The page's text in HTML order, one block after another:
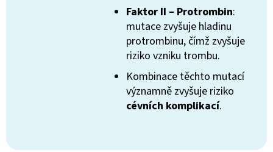
Faktor II – Protrombin:
mutace zvyšuje hladinu
protrombinu, čímž zvyšuje
riziko vzniku trombu.
Kombinace těchto mutací
významně zvyšuje riziko
cévních komplikací.